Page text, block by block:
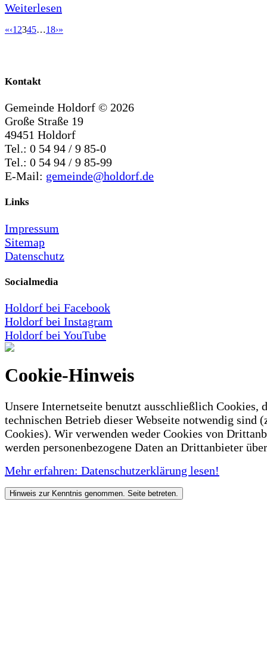
Weiterlesen
«‹1 2345…18›»
Kontakt
Gemeinde Holdorf © 2026
Große Straße 19
49451 Holdorf
Tel.: 0 54 94 / 9 85-0
Tel.: 0 54 94 / 9 85-99
E-Mail: gemeinde@holdorf.de
Links
Impressum
Sitemap
Datenschutz
Socialmedia
Holdorf bei Facebook
Holdorf bei Instagram
Holdorf bei YouTube
Cookie-Hinweis
Unsere Internetseite benutzt ausschließlich Cookies,
technischen Betrieb dieser Webseite notwendig sind
Cookies). Wir verwenden weder Cookies von
werden personenbezogene Daten an Drittanbieter
Mehr erfahren: Datenschutzerklärung lesen!
Hinweis zur Kenntnis genommen. Seite betreten.